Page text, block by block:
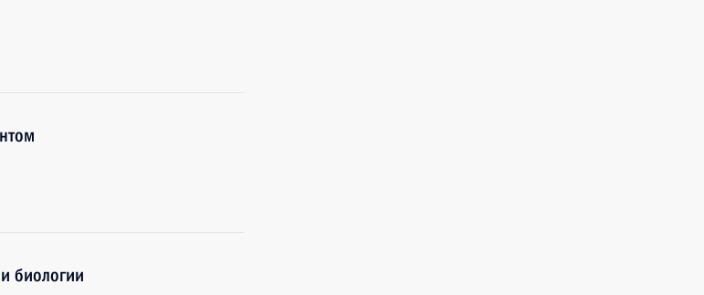
биологии